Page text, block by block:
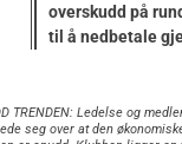
overskudd på
til å nedbetale
TRENDEN: Ledelse og
seg over at den